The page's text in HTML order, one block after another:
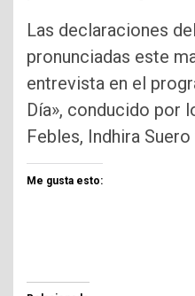
Las declaraciones
pronunciadas este
entrevista en el
Día», conducido por
Febles, Indhira
Me gusta esto: